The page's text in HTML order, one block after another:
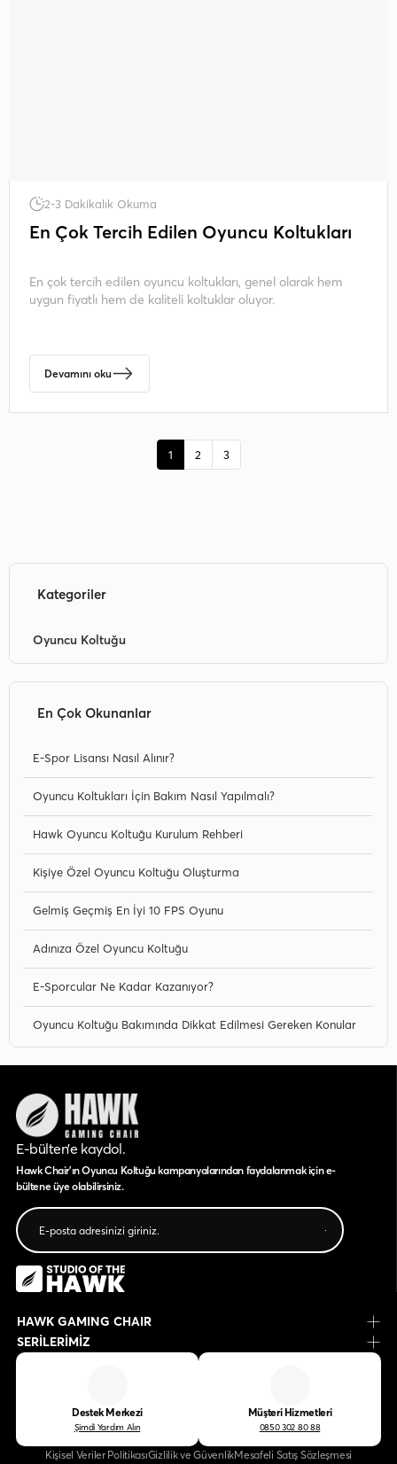
2-3 Dakikalık Okuma
En Çok Tercih Edilen Oyuncu Koltukları
En çok tercih edilen oyuncu koltukları, genel olarak hem
uygun fiyatlı hem de kaliteli koltuklar oluyor.
Devamını oku
1 2 3
Kategoriler
Oyuncu Koltuğu
En Çok Okunanlar
E-Spor Lisansı Nasıl Alınır?
Oyuncu Koltukları İçin Bakım Nasıl Yapılmalı?
Hawk Oyuncu Koltuğu Kurulum Rehberi
Kişiye Özel Oyuncu Koltuğu Oluşturma
Gelmiş Geçmiş En İyi 10 FPS Oyunu
Adınıza Özel Oyuncu Koltuğu
E-Sporcular Ne Kadar Kazanıyor?
Oyuncu Koltuğu Bakımında Dikkat Edilmesi Gereken Konular
E-bülten’e kaydol.
Hawk Chair'ın Oyuncu Koltuğu kampanyalarından faydalanmak için e-
bültene üye olabilirsiniz.
HAWK GAMING CHAIR
SERİLERİMİZ
Destek Merkezi
Şimdi Yardım Alın
Müşteri Hizmetleri
0850 302 80 88
Kişisel Veriler PolitikasıGizlilik ve GüvenlikMesafeli Satış Sözleşmesi